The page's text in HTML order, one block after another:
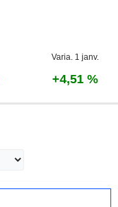
Varia. 1 janv.
+4,51 %